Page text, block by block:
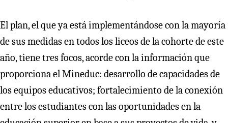
El plan, el que ya está implementándose con la mayoría
de sus medidas en todos los liceos de la cohorte de este
año, tiene tres focos, acorde con la información que
proporciona el Mineduc: desarrollo de capacidades de
los equipos educativos; fortalecimiento de la conexión
entre los estudiantes con las oportunidades en la